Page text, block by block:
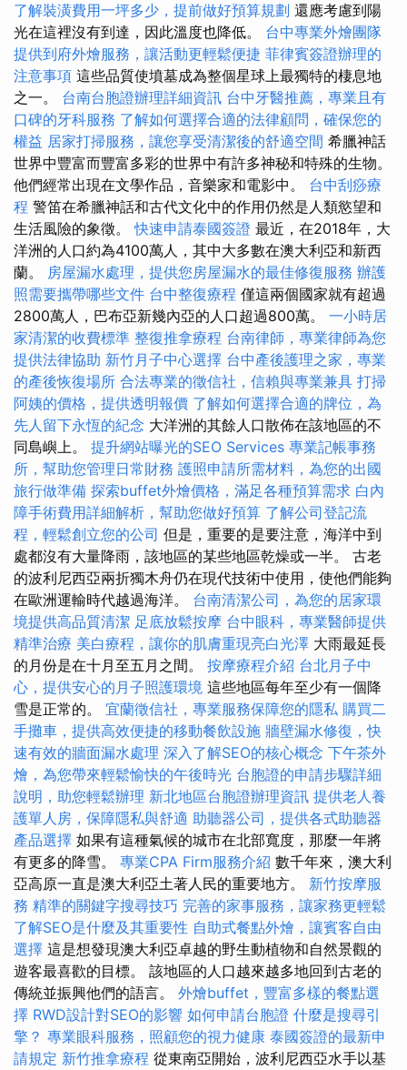
了解裝潢費用一坪多少，提前做好預算規劃 還應考慮到陽
光在這裡沒有到達，因此溫度也降低。 台中專業外燴團隊
提供到府外燴服務，讓活動更輕鬆便捷 菲律賓簽證辦理的
注意事項 這些品質使墳墓成為整個星球上最獨特的棲息地
之一。 台南台胞證辦理詳細資訊 台中牙醫推薦，專業且有
口碑的牙科服務 了解如何選擇合適的法律顧問，確保您的
權益 居家打掃服務，讓您享受清潔後的舒適空間 希臘神話
世界中豐富而豐富多彩的世界中有許多神秘和特殊的生物。
他們經常出現在文學作品，音樂家和電影中。 台中刮痧療
程 警笛在希臘神話和古代文化中的作用仍然是人類慾望和
生活風險的象徵。快速申請泰國簽證 最近，在2018年，大
洋洲的人口約為4100萬人，其中大多數在澳大利亞和新西
蘭。 房屋漏水處理，提供您房屋漏水的最佳修復服務 辦護
照需要攜帶哪些文件 台中整復療程 僅這兩個國家就有超過
2800萬人，巴布亞新幾內亞的人口超過800萬。 一小時居
家清潔的收費標準 整復推拿療程 台南律師，專業律師為您
提供法律協助 新竹月子中心選擇 台中產後護理之家，專業
的產後恢復場所 合法專業的徵信社，信賴與專業兼具 打掃
阿姨的價格，提供透明報價 了解如何選擇合適的牌位，為
先人留下永恆的紀念 大洋洲的其餘人口散佈在該地區的不
同島嶼上。 提升網站曝光的SEO Services 專業記帳事務
所，幫助您管理日常財務 護照申請所需材料，為您的出國
旅行做準備 探索buffet外燴價格，滿足各種預算需求 白內
障手術費用詳細解析，幫助您做好預算 了解公司登記流
程，輕鬆創立您的公司 但是，重要的是要注意，海洋中到
處都沒有大量降雨，該地區的某些地區乾燥或一半。 古老
的波利尼西亞兩折獨木舟仍在現代技術中使用，使他們能夠
在歐洲運輸時代越過海洋。 台南清潔公司，為您的居家環
境提供高品質清潔 足底放鬆按摩 台中眼科，專業醫師提供
精準治療 美白療程，讓你的肌膚重現亮白光澤 大雨最延長
的月份是在十月至五月之間。 按摩療程介紹 台北月子中
心，提供安心的月子照護環境 這些地區每年至少有一個降
雪是正常的。 宜蘭徵信社，專業服務保障您的隱私 購買二
手攤車，提供高效便捷的移動餐飲設施 牆壁漏水修復，快
速有效的牆面漏水處理 深入了解SEO的核心概念 下午茶外
燴，為您帶來輕鬆愉快的午後時光 台胞證的申請步驟詳細
說明，助您輕鬆辦理 新北地區台胞證辦理資訊 提供老人養
護單人房，保障隱私與舒適 助聽器公司，提供各式助聽器
產品選擇 如果有這種氣候的城市在北部寬度，那麼一年將
有更多的降雪。 專業CPA Firm服務介紹 數千年來，澳大利
亞高原一直是澳大利亞土著人民的重要地方。 新竹按摩服
務 精準的關鍵字搜尋技巧 完善的家事服務，讓家務更輕鬆
了解SEO是什麼及其重要性 自助式餐點外燴，讓賓客自由
選擇 這是想發現澳大利亞卓越的野生動植物和自然景觀的
遊客最喜歡的目標。 該地區的人口越來越多地回到古老的
傳統並振興他們的語言。 外燴buffet，豐富多樣的餐點選
擇 RWD設計對SEO的影響 如何申請台胞證 什麼是搜尋引
擎？ 專業眼科服務，照顧您的視力健康 泰國簽證的最新申
請規定 新竹推拿療程 從東南亞開始，波利尼西亞水手以基